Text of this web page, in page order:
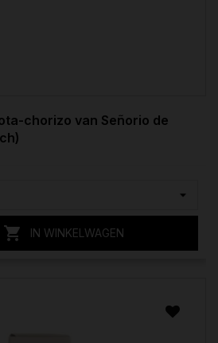
chorizo van Señorio de
 IN WINKELWAGEN